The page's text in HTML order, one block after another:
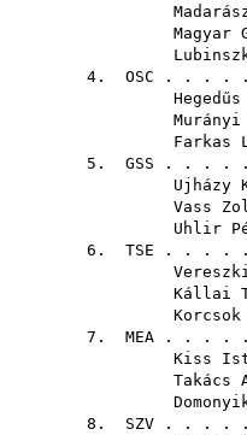
Magyar
4. OSC . . . . .
Murányi
Farkas
5. GSS . . . . .
Ujházy
Vass
Uhlir
6. TSE . . . . .
Kállai
7. MEA . . . . .
Kiss
8. SZV . . . . .